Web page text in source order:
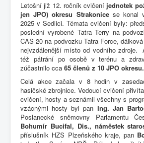
Letošní již 12. ročník cvičení jednotek
jen JPO) okresu Strakonicese konal
2025 v Sedlici. Témata cvičení byly:
poslední vyrobené Tatra Terry na
CAS 20 na podvozku Tatra Force,
nejvzdálenější místo od vodního zdroje.
též pátrání po osobě v terénu a
zúčastnilo cca 65 členů z 10 JPO okresu.
Celá akce začala v 8 hodin v
hasičské zbrojnice. Vedoucí cvičení
cvičení, hosty a seznámil všechny s
vzácnými hosty byl pan Ing. Jan
Poslanecké sněmovny Parlamentu
Bohumír Bucifal, Dis., náměstek
příslušník HZS Plzeňského kraje, pan